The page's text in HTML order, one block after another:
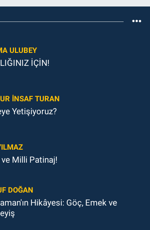
ULUBEY
İÇİN!
İNSAF TURAN
Yetişiyoruz?
ve Milli Patinaj!
DOĞAN
Hikâyesi: Göç, Emek ve